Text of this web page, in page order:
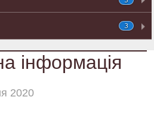
3
інформація
2020